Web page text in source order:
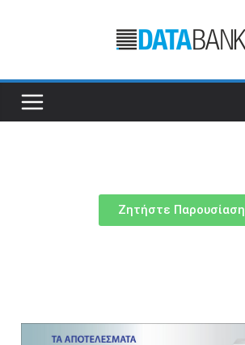
Ζητήστε Παρουσίαση